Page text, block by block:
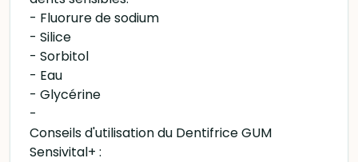
- Fluorure de sodium
- Silice
- Sorbitol
- Eau
- Glycérine
-
Conseils d'utilisation du Dentifrice GUM
Sensivital+ :